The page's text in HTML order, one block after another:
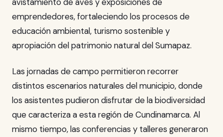
emprendedores, fortaleciendo los procesos de
educación ambiental, turismo sostenible y
apropiación del patrimonio natural del Sumapaz.
Las jornadas de campo permitieron recorrer
distintos escenarios naturales del municipio, donde
los asistentes pudieron disfrutar de la biodiversidad
que caracteriza a esta región de Cundinamarca. Al
mismo tiempo, las conferencias y talleres generaron